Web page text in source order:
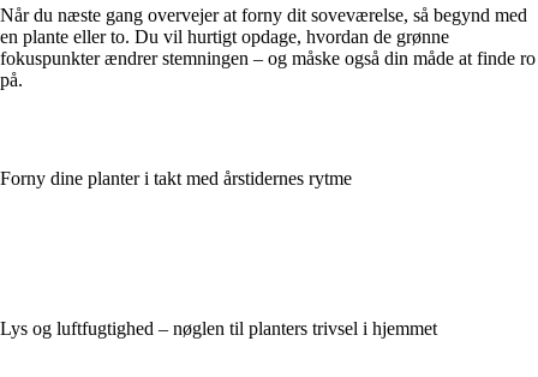
Når du næste gang overvejer at forny dit soveværelse, så begynd med
en plante eller to. Du vil hurtigt opdage, hvordan de grønne
fokuspunkter ændrer stemningen – og måske også din måde at finde ro
på.
Forny dine planter i takt med årstidernes rytme
Lys og luftfugtighed – nøglen til planters trivsel i hjemmet